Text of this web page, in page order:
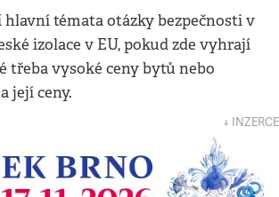
hlavní témata otázky bezpečnosti v
izolace v EU, pokud zde vyhrají
třeba vysoké ceny bytů nebo
její ceny.
↓ INZERCE